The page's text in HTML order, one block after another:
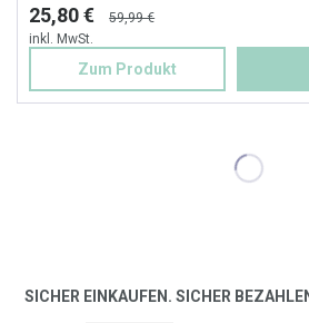
25,80 €
59,99 €
inkl. MwSt.
Zum Produkt
SICHER EINKAUFEN. SICHER